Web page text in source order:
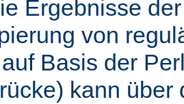
Ergebnisse
von
Basis der
kann über